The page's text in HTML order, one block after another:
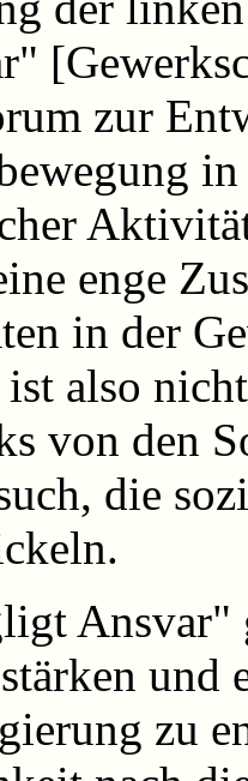
zur
enge
in der
also
von den
die
und
zu